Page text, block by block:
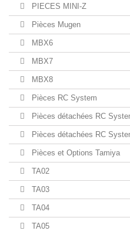
PIECES MINI-Z
Pièces Mugen
MBX6
MBX7
MBX8
Pièces RC System
Pièces détachées RC
Pièces détachées RC
Pièces et Options Tamiya
TA02
TA03
TA04
TA05